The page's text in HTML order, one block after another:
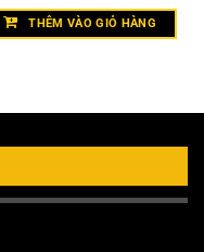
THÊM VÀO GIỎ HÀNG